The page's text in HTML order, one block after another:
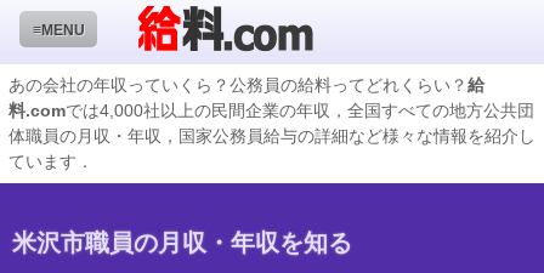
≡MENU
企業検索
年収ランキング
国家公務員編
あの会社の年収っていくら？公務員の給料ってどれくらい？給
料.comでは4,000社以上の民間企業の年収，全国すべての地方公共団
体職員の月収・年収，国家公務員給与の詳細など様々な情報を紹介し
ています．
米沢市職員の月収・年収を知る